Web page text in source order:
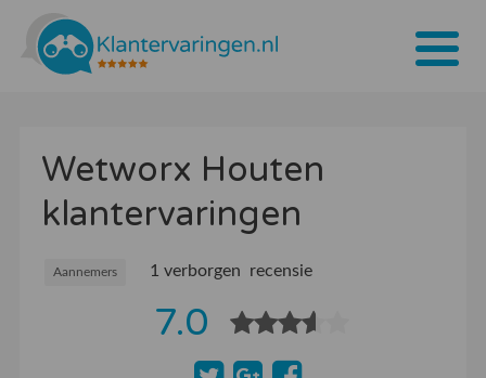
Tarieven
Bedrijven
Wetworx Houten
klantervaringen
Aannemers 1 verborgen recensie
7.0